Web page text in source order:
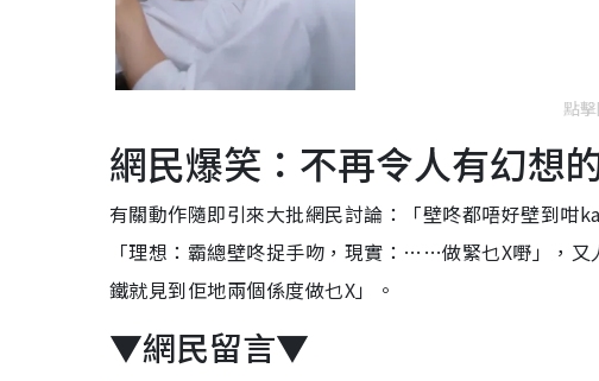
點
網民爆笑：不再令人有幻想
有關動作隨即引來大批網民討論：「壁咚都唔好壁到咁
「理想：霸總壁咚捉手吻，現實：……做緊乜X嘢」，
鐵就見到佢地兩個係度做乜X」。
▼網民留言▼